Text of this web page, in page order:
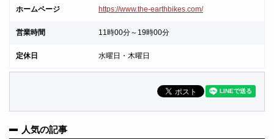
ホームページ https://www.the-earthbikes.com/
営業時間 11時00分～19時00分
定休日 水曜日・木曜日
人気の記事